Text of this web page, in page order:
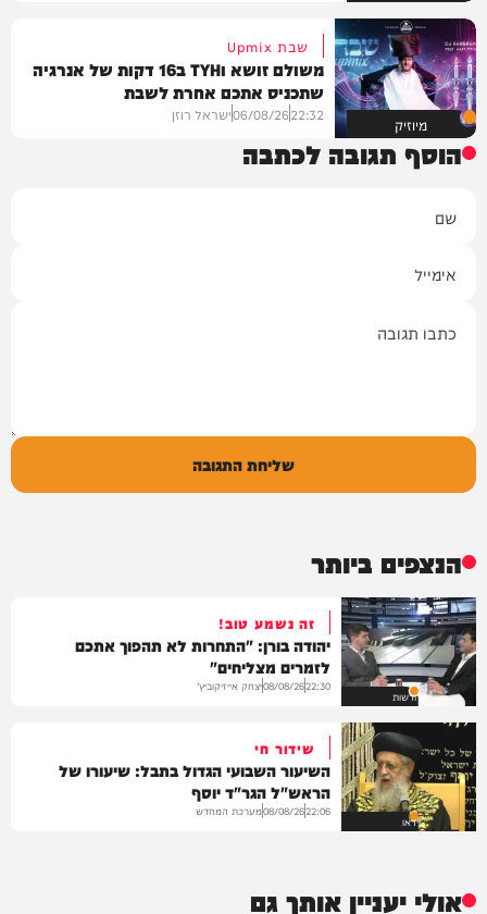
מיוזיק
שבת Upmix
משולם זושא וTYH ב16 דקות של אנרגיה
שתכניס אתכם אחרת לשבת
22:32
06/08/26ישראל רוזן
הוסף תגובה לכתבה
שליחת התגובה
הנצפים ביותר
חדשות
זה נשמע טוב!
יהודה בורן: "התחרות לא תהפוך אתכם
לזמרים מצליחים"
22:30
08/08/26יצחק אייזיקוביץ'
וידאו
שידור חי
השיעור השבועי הגדול בתבל: שיעורו של
הראש"ל הגר"ד יוסף
22:06
08/08/26מערכת המחדש
אולי יעניין אותך גם